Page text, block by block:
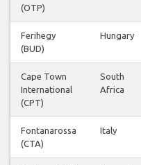
(OTP)
Ferihegy
(BUD)
Hungary
Cape Town
International
(CPT)
South
Africa
Fontanarossa
(CTA)
Italy